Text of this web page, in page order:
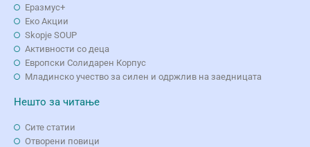
Еразмус+
Еко Aкции
Skopje SOUP
Активности со деца
Европски Солидарен Корпус
Младинско учество за силен и одржлив на заедницата
Нешто за читање
Сите статии
Отворени повици